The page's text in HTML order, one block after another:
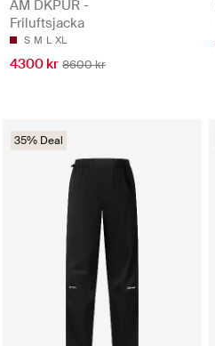
AM DKPUR -
Friluftsjacka
S M L XL
4300 kr 8600 kr
35% Deal